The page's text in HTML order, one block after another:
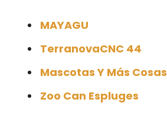
MAYAGU
TerranovaCNC 44
Mascotas Y Más Cosas
Zoo Can Espluges